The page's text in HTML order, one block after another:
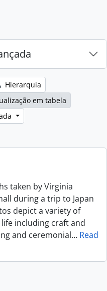
Hierarquia
em tabela
taken by Virginia
during a trip to Japan
depict a variety of
including craft and
and ceremonial… Read